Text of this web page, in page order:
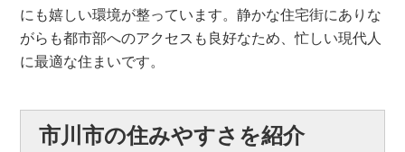
にも嬉しい環境が整っています。静かな住宅街にありな
がらも都市部へのアクセスも良好なため、忙しい現代人
に最適な住まいです。
市川市の住みやすさを紹介